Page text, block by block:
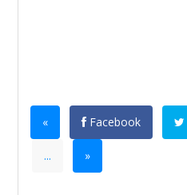
« Facebook
... »